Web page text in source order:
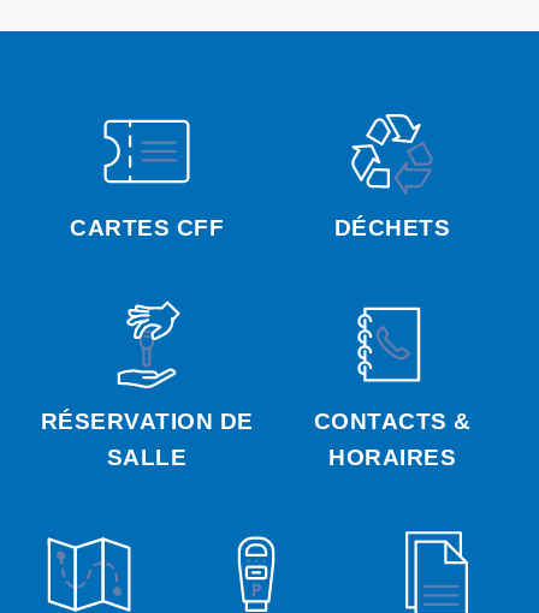
CARTES CFF DÉCHETS
RÉSERVATION DE
SALLE
CONTACTS &
HORAIRES